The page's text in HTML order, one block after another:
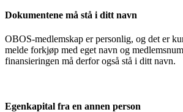
Dokumentene må stå i ditt navn
OBOS-medlemskap er personlig, og det er
melde forkjøp med eget navn og
finansieringen må derfor også stå i ditt navn.
Egenkapital fra en annen person